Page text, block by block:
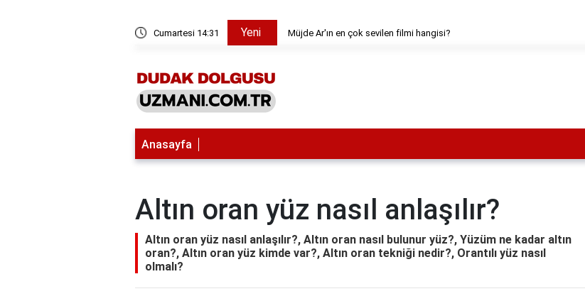
Cumartesi 14:31 Yeni Müjde Ar'ın en çok sevilen filmi hangisi?
Anasayfa
Altın oran yüz nasıl anlaşılır?
Altın oran yüz nasıl anlaşılır?, Altın oran nasıl bulunur yüz?, Yüzüm ne kadar altın
oran?, Altın oran yüz kimde var?, Altın oran tekniği nedir?, Orantılı yüz nasıl
olmalı?